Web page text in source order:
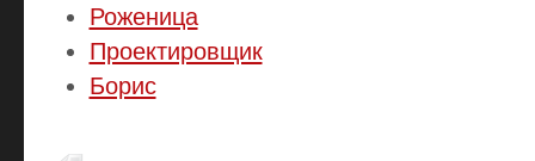
Роженица
Проектировщик
Борис